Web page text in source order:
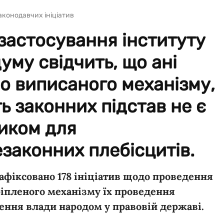
ініціатив
інституту
свідчить, що ані
виписаного механізму,
законних підстав не є
для
плебісцитів.
178 ініціатив щодо проведення
механізму їх проведення
влади народом у правовій державі.